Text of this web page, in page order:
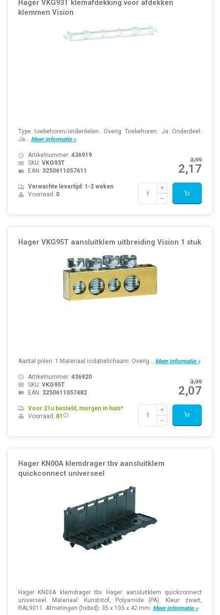
Hager VKG93T klemafdekking voor afdekken
klemmen Vision
Type toebehoren/onderdelen: Overig Toebehoren: Ja Onderdeel:
Ja... Meer informatie »
3,99
2,17
Artikelnummer: 436919
SKU: VKG93T
EAN: 3250611057611
Verwachte levertijd: 1-2 weken
Voorraad: 0
Hager VKG95T aansluitklem uitbreiding Vision 1 stuk
Aantal polen: 1 Materiaal isolatielichaam: Overig... Meer informatie »
3,99
2,07
Artikelnummer: 436920
SKU: VKG95T
EAN: 3250611057482
Voor 21u besteld, morgen in huis*
Voorraad: 81
Hager KN00A klemdrager tbv aansluitklem
quickconnect universeel
Hager KN00A klemdrager tbv Hager aansluitklem quickconnect
universeel. Materiaal: Kunststof, Polyamide (PA). Kleur: zwart,
RAL9011. Afmetingen (hxbxd): 35 x 105 x 42 mm. Meer informatie »